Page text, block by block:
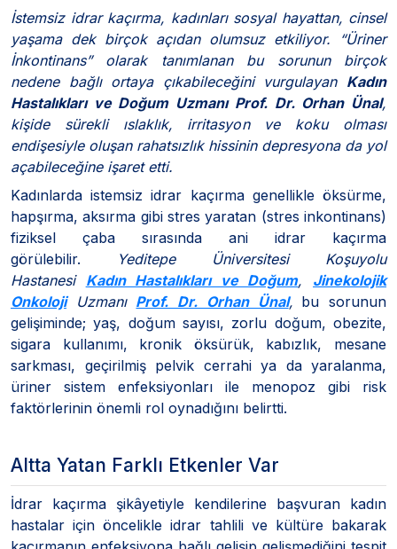
İstemsiz idrar kaçırma, kadınları sosyal hayattan, cinsel
yaşama dek birçok açıdan olumsuz etkiliyor. “Üriner
İnkontinans” olarak tanımlanan bu sorunun birçok
nedene bağlı ortaya çıkabileceğini vurgulayan Kadın
Hastalıkları ve Doğum Uzmanı Prof. Dr. Orhan Ünal,
kişide sürekli ıslaklık, irritasyon ve koku olması
endişesiyle oluşan rahatsızlık hissinin depresyona da yol
açabileceğine işaret etti.
Kadınlarda istemsiz idrar kaçırma genellikle öksürme,
hapşırma, aksırma gibi stres yaratan (stres inkontinans)
fiziksel çaba sırasında ani idrar kaçırma
görülebilir.
Yeditepe Üniversitesi Koşuyolu
Hastanesi Kadın Hastalıkları ve Doğum, Jinekolojik
OnkolojiUzmanı Prof. Dr. Orhan Ünal, bu sorunun
gelişiminde; yaş, doğum sayısı, zorlu doğum, obezite,
sigara kullanımı, kronik öksürük, kabızlık, mesane
sarkması, geçirilmiş pelvik cerrahi ya da yaralanma,
üriner sistem enfeksiyonları ile menopoz gibi risk
faktörlerinin önemli rol oynadığını belirtti.
Altta Yatan Farklı Etkenler Var
İdrar kaçırma şikâyetiyle kendilerine başvuran kadın
hastalar için öncelikle idrar tahlili ve kültüre bakarak